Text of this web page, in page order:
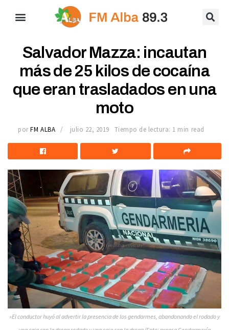
Salvador Mazza: incautan
más de 25 kilos de cocaína
que eran trasladados en una
moto
por FM ALBA julio 22, 2019 Tiempo de lectura: 1 min read
»El conductor huyó al advertir la presencia de los gendarmes, abandonando el rodado y